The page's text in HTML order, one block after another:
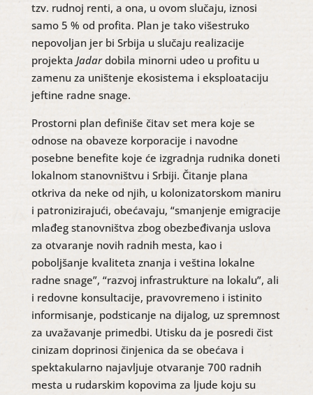
tzv. rudnoj renti, a ona, u ovom slučaju, iznosi
samo 5 % od profita. Plan je tako višestruko
nepovoljan jer bi Srbija u slučaju realizacije
projekta Jadardobila minorni udeo u profitu u
zamenu za uništenje ekosistema i eksploataciju
jeftine radne snage.
Prostorni plan definiše čitav set mera koje se
odnose na obaveze korporacije i navodne
posebne benefite koje će izgradnja rudnika doneti
lokalnom stanovništvu i Srbiji. Čitanje plana
otkriva da neke od njih, u kolonizatorskom maniru
i patronizirajući, obećavaju, “smanjenje emigracije
mlađeg stanovništva zbog obezbeđivanja uslova
za otvaranje novih radnih mesta, kao i
poboljšanje kvaliteta znanja i veština lokalne
radne snage”, “razvoj infrastrukture na lokalu”, ali
i redovne konsultacije, pravovremeno i istinito
informisanje, podsticanje na dijalog, uz spremnost
za uvažavanje primedbi. Utisku da je posredi čist
cinizam doprinosi činjenica da se obećava i
spektakularno najavljuje otvaranje 700 radnih
mesta u rudarskim kopovima za ljude koju su